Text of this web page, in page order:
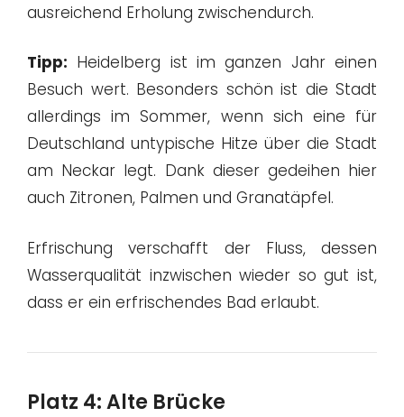
ausreichend Erholung zwischendurch.
Tipp: Heidelberg ist im ganzen Jahr einen
Besuch wert. Besonders schön ist die Stadt
allerdings im Sommer, wenn sich eine für
Deutschland untypische Hitze über die Stadt
am Neckar legt. Dank dieser gedeihen hier
auch Zitronen, Palmen und Granatäpfel.
Erfrischung verschafft der Fluss, dessen
Wasserqualität inzwischen wieder so gut ist,
dass er ein erfrischendes Bad erlaubt.
Platz 4: Alte Brücke